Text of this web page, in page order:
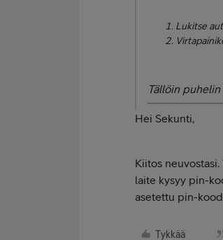
Lukitse
Tällöin
Hei Sekunti,
Kiitos
laite kysyy pin-
asetettu pin-
Tykkää